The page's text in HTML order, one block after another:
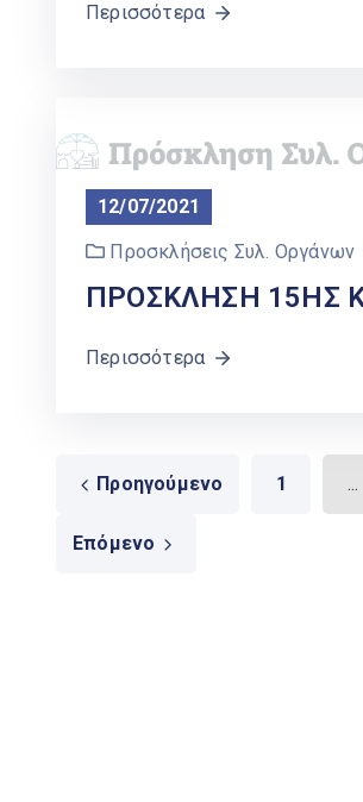
Περισσότερα
12/07/2021
Προσκλήσεις Συλ. Οργάνων
ΠΡΟΣΚΛΗΣΗ 15ΗΣ
Περισσότερα
Προηγούμενο 1 ...
Επόμενο